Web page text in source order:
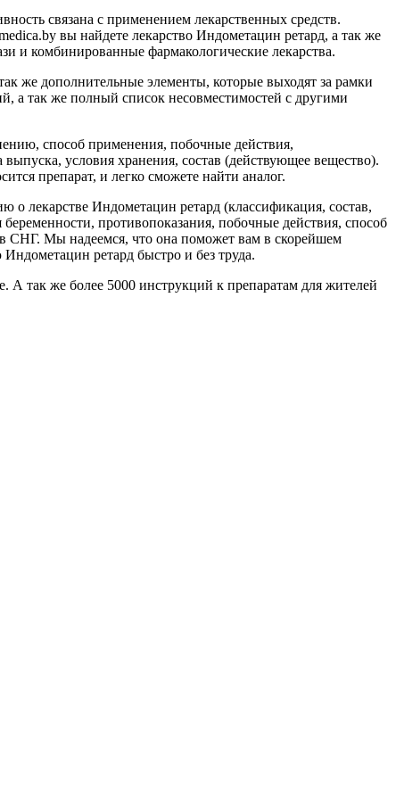
связана с применением лекарственных средств.
вы найдете лекарство Индометацин ретард, а так же
и комбинированные фармакологические лекарства.
же дополнительные элементы, которые выходят за рамки
а так же полный список несовместимостей с другими
способ применения, побочные действия,
условия хранения, состав (действующее вещество).
препарат, и легко сможете найти аналог.
лекарстве Индометацин ретард (классификация, состав,
противопоказания, побочные действия, способ
СНГ. Мы надеемся, что она поможет вам в скорейшем
ретард быстро и без труда.
А так же более 5000 инструкций к препаратам для жителей